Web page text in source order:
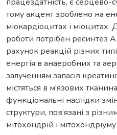
працездатність, є серцево-
тому акцент зроблено на
міокардіоцитах і міоцитах.
роботи потрібен ресинтез
рахунок реакцій різних
енергія в анаеробних та
залученням запасів
містяться в м’язових
функціональні наслідки
структури, пов’язані з
мітохондрій і